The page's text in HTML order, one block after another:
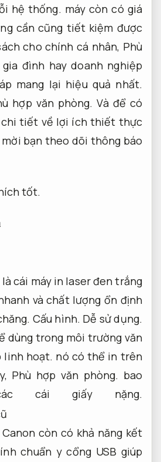
hệ thống. máy còn có giá
cần cũng tiết kiệm được
cho chính cá nhân, Phù
gia đình hay doanh nghiệp
mang lại hiệu quả nhất.
hợp văn phòng. Và để có
tiết về lợi ích thiết thực
mời bạn theo dõi thông báo
tốt.
cái máy in laser đen trắng
và chất lượng ổn định
Cấu hình. Dễ sử dụng.
dùng trong môi trường văn
linh hoạt. nó có thể in trên
Phù hợp văn phòng. bao
cái giấy nặng.
còn có khả năng kết
chuẩn y cổng USB giúp